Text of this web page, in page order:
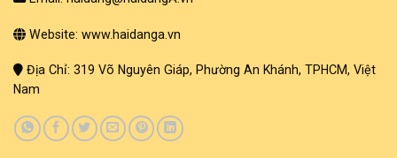
Website: www.haidanga.vn
Địa Chỉ: 319 Võ Nguyên Giáp, Phường An Khánh, TPHCM, Việt
Nam